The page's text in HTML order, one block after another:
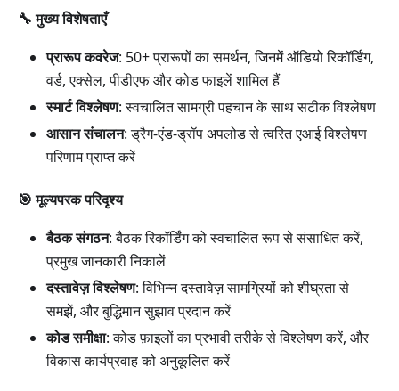
🔧 मुख्य विशेषताएँ
प्रारूप कवरेज: 50+ प्रारूपों का समर्थन, जिनमें ऑडियो रिकॉर्डिंग,
वर्ड, एक्सेल, पीडीएफ और कोड फाइलें शामिल हैं
स्मार्ट विश्लेषण: स्वचालित सामग्री पहचान के साथ सटीक विश्लेषण
आसान संचालन: ड्रैग-एंड-ड्रॉप अपलोड से त्वरित एआई विश्लेषण
परिणाम प्राप्त करें
🎯 मूल्यपरक परिदृश्य
बैठक संगठन: बैठक रिकॉर्डिंग को स्वचालित रूप से संसाधित करें,
प्रमुख जानकारी निकालें
दस्तावेज़ विश्लेषण: विभिन्न दस्तावेज़ सामग्रियों को शीघ्रता से
समझें, और बुद्धिमान सुझाव प्रदान करें
कोड समीक्षा: कोड फ़ाइलों का प्रभावी तरीके से विश्लेषण करें, और
विकास कार्यप्रवाह को अनुकूलित करें